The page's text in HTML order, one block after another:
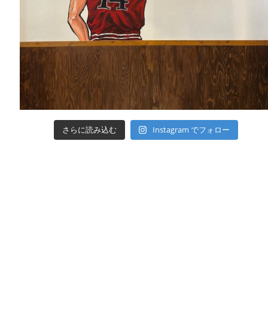
さらに読み込む Instagram でフォロー